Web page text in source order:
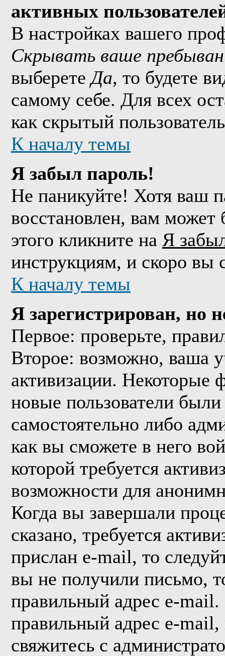
активных
В настройках вашего
Скрывать ваше
выберетеДа, то будете
самому себе. Для всех
как скрытый
К началу темы
Я забыл пароль!
Не паникуйте! Хотя ваш
восстановлен, вам
этого кликните на Я
инструкциям, и скоро вы
К началу темы
Я зарегистрирован, но
Первое: проверьте,
Второе: возможно, ваша
активизации. Некоторые
новые пользователи
самостоятельно либо
как вы сможете в него
которой требуется
возможности для
Когда вы завершали
сказано, требуется
прислан e-mail, то
вы не получили письмо,
правильный адрес e-
правильный адрес e-
свяжитесь с